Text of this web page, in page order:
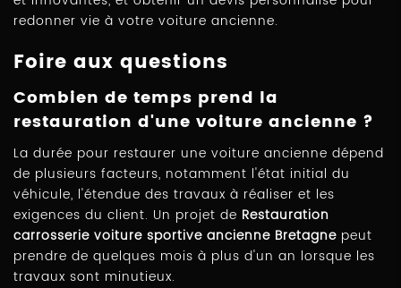
redonner vie à votre voiture ancienne.
Foire aux questions
Combien de temps prend la
restauration d'une voiture ancienne ?
La durée pour restaurer une voiture ancienne dépend
de plusieurs facteurs, notamment l'état initial du
véhicule, l'étendue des travaux à réaliser et les
exigences du client. Un projet de Restauration
carrosserie voiture sportive ancienne Bretagne peut
prendre de quelques mois à plus d'un an lorsque les
travaux sont minutieux.